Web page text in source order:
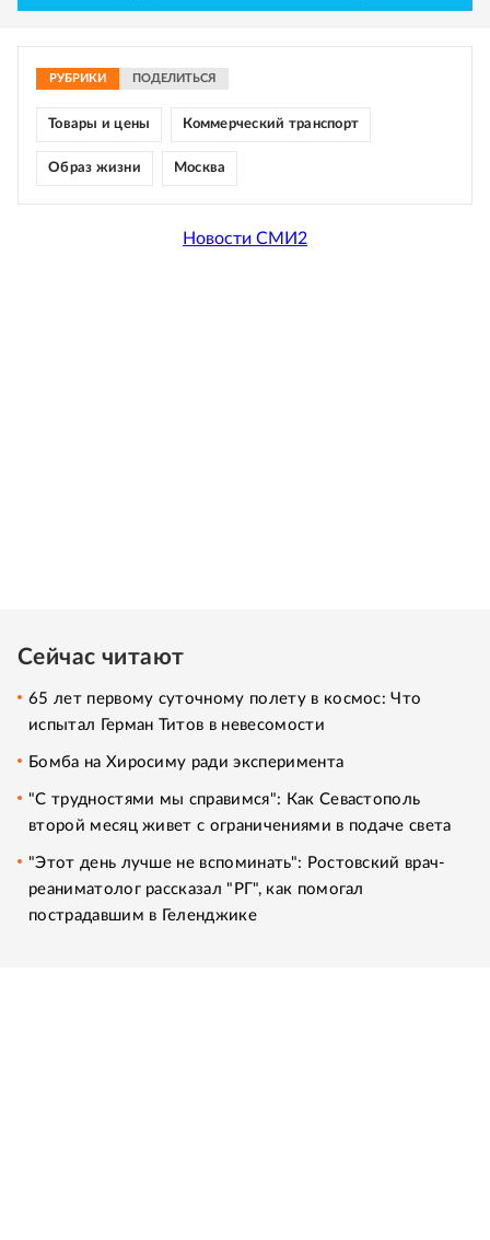
РУБРИКИ ПОДЕЛИТЬСЯ
Товары и цены Коммерческий транспорт
Образ жизни Москва
Новости СМИ2
Сейчас читают
65 лет первому суточному полету в космос: Что
испытал Герман Титов в невесомости
Бомба на Хиросиму ради эксперимента
"С трудностями мы справимся": Как Севастополь
второй месяц живет с ограничениями в подаче света
"Этот день лучше не вспоминать": Ростовский врач-
реаниматолог рассказал "РГ", как помогал
пострадавшим в Геленджике